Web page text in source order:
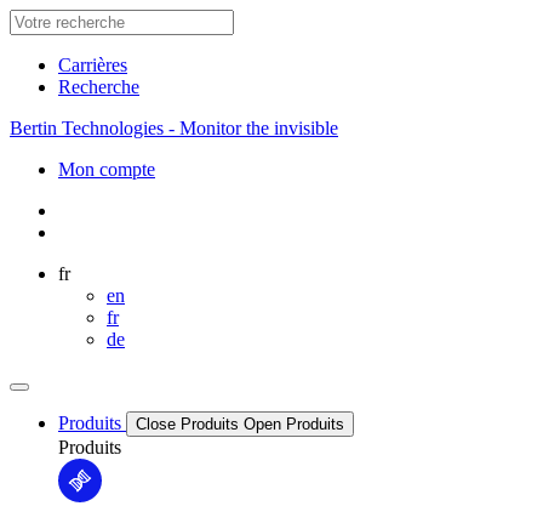
Carrières
Recherche
Bertin Technologies - Monitor the invisible
Mon compte
fr
en
fr
de
Produits Close Produits Open Produits
Produits